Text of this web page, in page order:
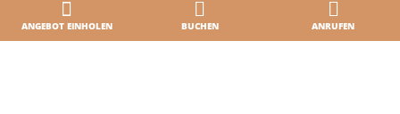
ANGEBOT EINHOLEN BUCHEN ANRUFEN